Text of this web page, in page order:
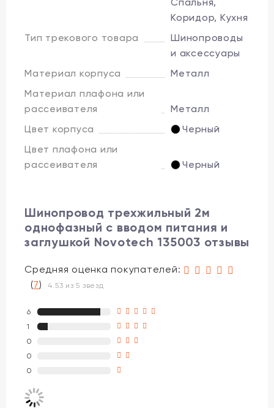
Коридор, Кухня
Тип трекового товара
Шинопроводы
и аксессуары
Материал корпуса
Металл
Материал плафона или
рассеивателя
Металл
Цвет корпуса
Черный
Цвет плафона или
рассеивателя
Черный
Шинопровод трехжильный 2м
однофазный с вводом питания и
заглушкой Novotech 135003 отзывы
Средняя оценка покупателей:
(7)4.53 из 5 звезд
6
1
0
0
0